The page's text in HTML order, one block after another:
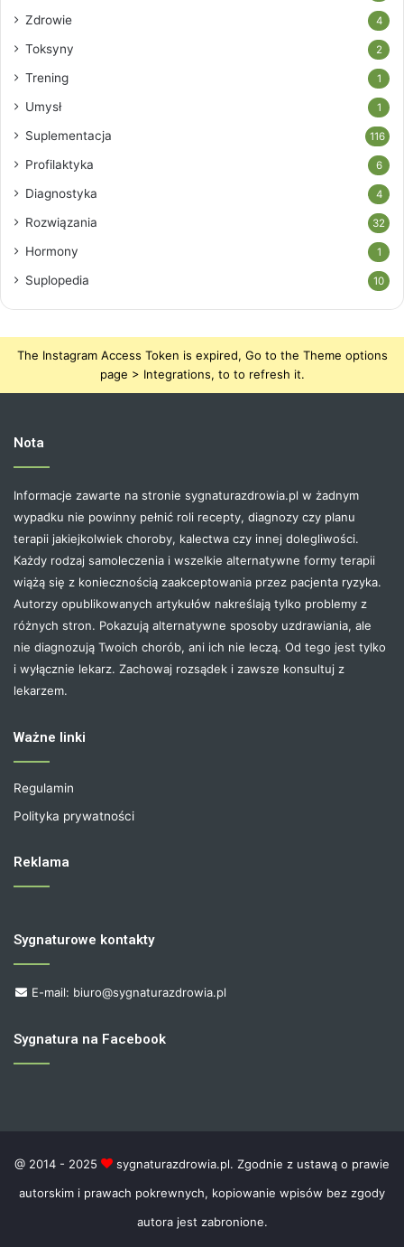
Zdrowie 4
Toksyny 2
Trening 1
Umysł 1
Suplementacja 116
Profilaktyka 6
Diagnostyka 4
Rozwiązania 32
Hormony 1
Suplopedia 10
The Instagram Access Token is expired, Go to the Theme options
page > Integrations, to to refresh it.
Nota
Informacje zawarte na stronie sygnaturazdrowia.pl w żadnym
wypadku nie powinny pełnić roli recepty, diagnozy czy planu
terapii jakiejkolwiek choroby, kalectwa czy innej dolegliwości.
Każdy rodzaj samoleczenia i wszelkie alternatywne formy terapii
wiążą się z koniecznością zaakceptowania przez pacjenta ryzyka.
Autorzy opublikowanych artykułów nakreślają tylko problemy z
różnych stron. Pokazują alternatywne sposoby uzdrawiania, ale
nie diagnozują Twoich chorób, ani ich nie leczą. Od tego jest tylko
i wyłącznie lekarz. Zachowaj rozsądek i zawsze konsultuj z
lekarzem.
Ważne linki
Regulamin
Polityka prywatności
Reklama
Sygnaturowe kontakty
E-mail: biuro@sygnaturazdrowia.pl
Sygnatura na Facebook
@ 2014 - 2025
sygnaturazdrowia.pl. Zgodnie z ustawą o prawie
autorskim i prawach pokrewnych, kopiowanie wpisów bez zgody
autora jest zabronione.